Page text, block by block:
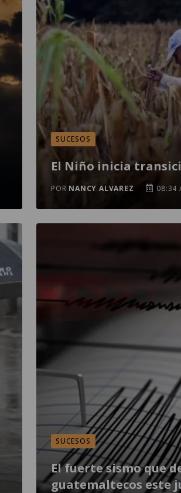
SUCESOS
El Niño inicia
POR NANCY ALVAREZ 08:34
SUCESOS
El fuerte sismo que
guatemaltecos este